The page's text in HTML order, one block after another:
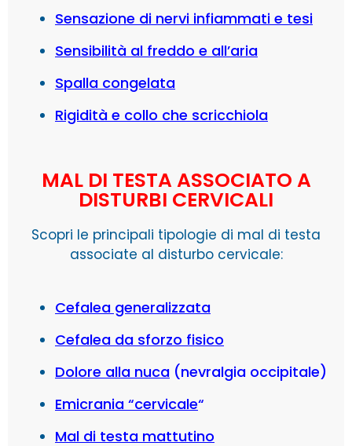
Sensazione di nervi infiammati e tesi
Sensibilità al freddo e all’aria
Spalla congelata
Rigidità e collo che scricchiola
MAL DI TESTA ASSOCIATO A
DISTURBI CERVICALI
Scopri le principali tipologie di mal di testa
associate al disturbo cervicale:
Cefalea generalizzata
Cefalea da sforzo fisico
Dolore alla nuca (nevralgia occipitale)
Emicrania “cervicale“
Mal di testa mattutino